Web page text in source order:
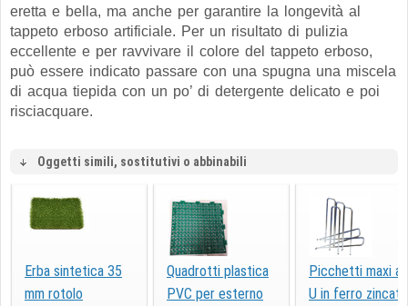
eretta e bella, ma anche per garantire la longevità al
tappeto erboso artificiale. Per un risultato di pulizia
eccellente e per ravvivare il colore del tappeto erboso,
può essere indicato passare con una spugna una miscela
di acqua tiepida con un po’ di detergente delicato e poi
risciacquare.
Oggetti simili, sostitutivi o abbinabili
Erba sintetica 35
mm rotolo
Quadrotti plastica
PVC per esterno
Picchetti maxi ad
U in ferro zincato